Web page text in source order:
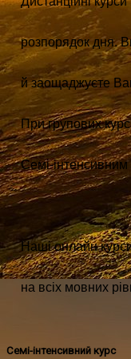
розпорядок дня.
й заощаджуєте
При групових
Семі-інтенсивним
Наші онлайн
на всіх мовних
Семі-інтенсивний курс